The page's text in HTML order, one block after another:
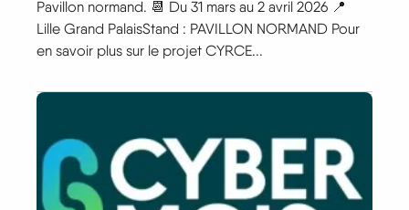
Pavillon normand. 📆 Du 31 mars au 2 avril 2026 📍
Lille Grand PalaisStand : PAVILLON NORMAND Pour
en savoir plus sur le projet CYRCE...